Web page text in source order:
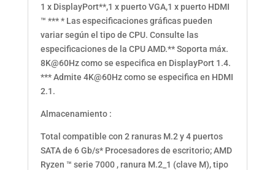
1 x DisplayPort**,1 x puerto VGA,1 x puerto HDMI
™ *** * Las especificaciones gráficas pueden
variar según el tipo de CPU. Consulte las
especificaciones de la CPU AMD.** Soporta máx.
8K@60Hz como se especifica en DisplayPort 1.4.
*** Admite 4K@60Hz como se especifica en HDMI
2.1.
Almacenamiento :
Total compatible con 2 ranuras M.2 y 4 puertos
SATA de 6 Gb/s* Procesadores de escritorio; AMD
Ryzen ™ serie 7000 , ranura M.2_1 (clave M), tipo